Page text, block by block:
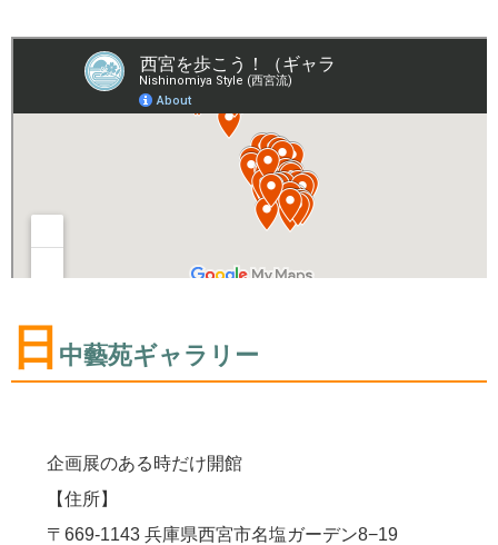
日 中藝苑ギャラリー
企画展のある時だけ開館
【住所】
〒669-1143 兵庫県西宮市名塩ガーデン8−19